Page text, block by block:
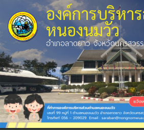
องค์การบริหา
หนองนมวัว
อำเภอลาดยาว จังหวัดนครสวร